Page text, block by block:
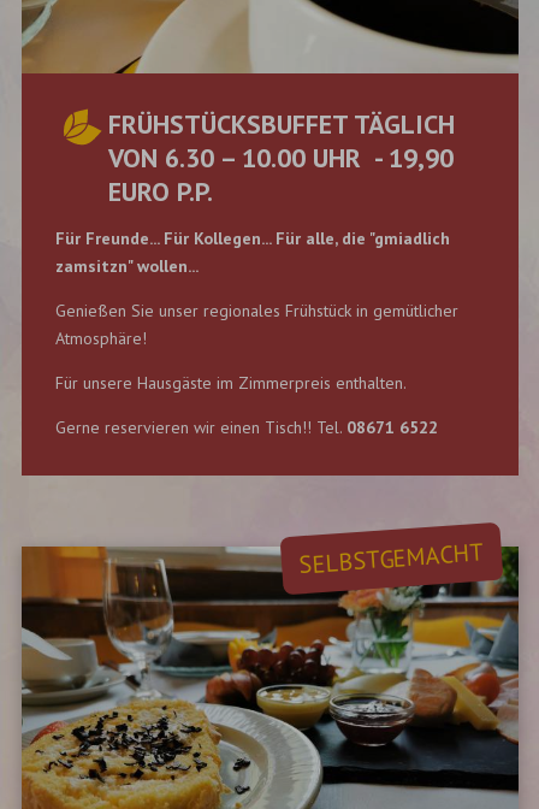
FRÜHSTÜCKSBUFFET TÄGLICH
VON 6.30 – 10.00 UHR - 19,90
EURO P.P.
Für Freunde... Für Kollegen... Für alle, die "gmiadlich
zamsitzn" wollen...
Genießen Sie unser regionales Frühstück in gemütlicher
Atmosphäre!
Für unsere Hausgäste im Zimmerpreis enthalten.
Gerne reservieren wir einen Tisch!! Tel. 08671 6522
SELBSTGEMACHT